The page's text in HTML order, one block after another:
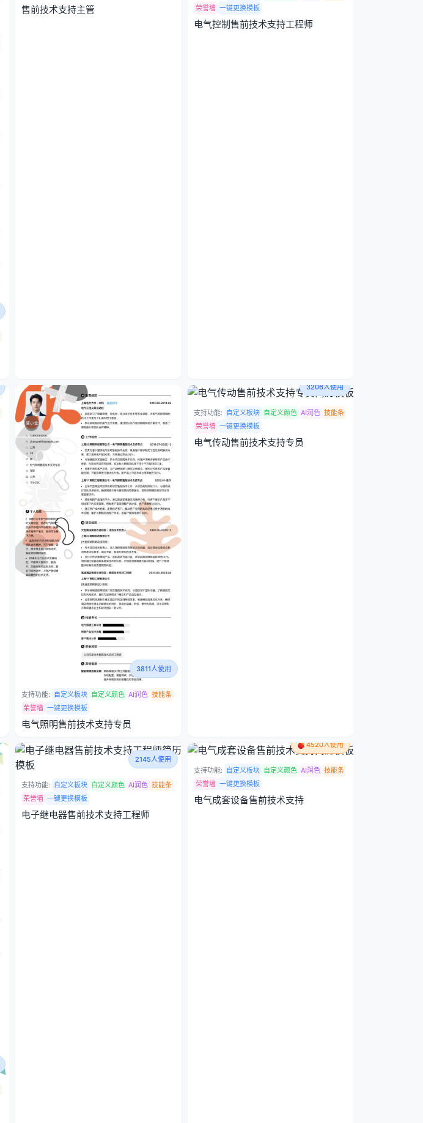
售前技术支持主管
荣誉墙 一键更换模板
电气控制售前技术支持工程师
3811人使用
支持功能: 自定义板块 自定义颜色 AI润色 技能条
荣誉墙 一键更换模板
电气照明售前技术支持专员
3206人使用
支持功能: 自定义板块 自定义颜色 AI润色 技能条
荣誉墙 一键更换模板
电气传动售前技术支持专员
2145人使用
支持功能: 自定义板块 自定义颜色 AI润色 技能条
荣誉墙 一键更换模板
电子继电器售前技术支持工程师
4520人使用
支持功能: 自定义板块 自定义颜色 AI润色 技能条
荣誉墙 一键更换模板
电气成套设备售前技术支持